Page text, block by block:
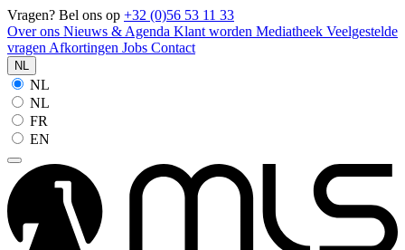
Vragen? Bel ons op +32 (0)56 53 11 33
Over ons Nieuws & Agenda Klant worden Mediatheek Veelgestelde
vragen Afkortingen Jobs Contact
NL
NL
NL
FR
EN